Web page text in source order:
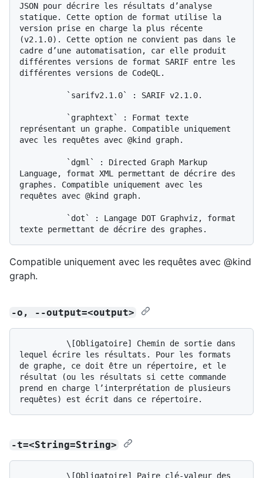
JSON pour décrire les résultats d’analyse
statique. Cette option de format utilise la
version prise en charge la plus récente
(v2.1.0). Cette option ne convient pas dans le
cadre d’une automatisation, car elle produit
différentes versions de format SARIF entre les
différentes versions de CodeQL.
représentant un graphe. Compatible uniquement
avec les requêtes avec @kind graph.
Language, format XML permettant de décrire des
graphes. Compatible uniquement avec les
requêtes avec @kind graph.
Compatible uniquement avec les requêtes avec @kind
graph.
-o, --output=<output>
lequel écrire les résultats. Pour les formats
de graphe, ce doit être un répertoire, et le
résultat (ou les résultats si cette commande
prend en charge l’interprétation de plusieurs
-t=<String=String>